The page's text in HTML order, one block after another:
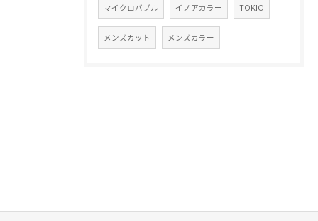
マイクロバブル イノアカラー TOKIO
メンズカット メンズカラー